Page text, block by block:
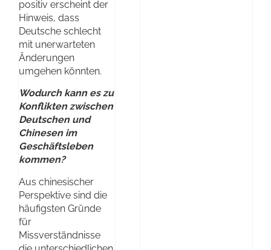
positiv erscheint der
Hinweis, dass
Deutsche schlecht
mit unerwarteten
Änderungen
umgehen könnten.
Wodurch kann es zu
Konflikten zwischen
Deutschen und
Chinesen im
Geschäftsleben
kommen?
Aus chinesischer
Perspektive sind die
häufigsten Gründe
für
Missverständnisse